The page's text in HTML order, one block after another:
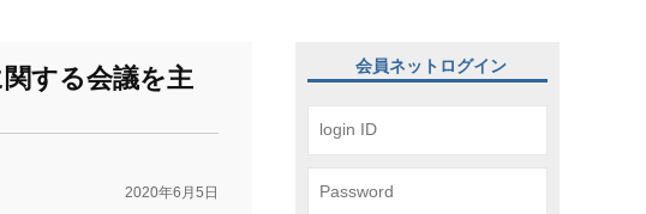
する会議を主
2020年6月5日
会員ネットログイン